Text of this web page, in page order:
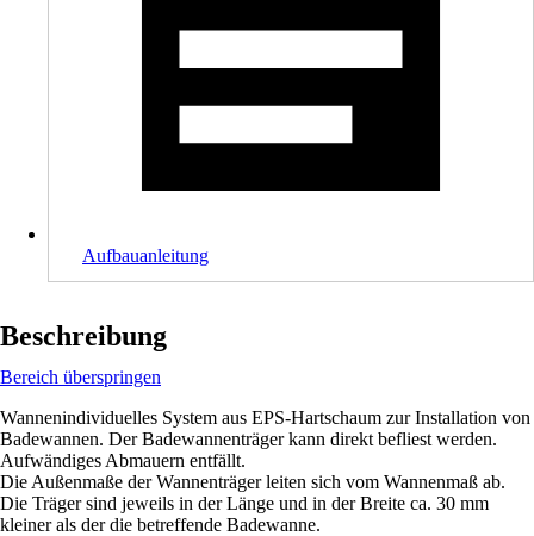
Aufbauanleitung
Beschreibung
Bereich überspringen
Wannenindividuelles System aus EPS-Hartschaum zur Installation von
Badewannen. Der Badewannenträger kann direkt befliest werden.
Aufwändiges Abmauern entfällt.
Die Außenmaße der Wannenträger leiten sich vom Wannenmaß ab.
Die Träger sind jeweils in der Länge und in der Breite ca. 30 mm
kleiner als der die betreffende Badewanne.